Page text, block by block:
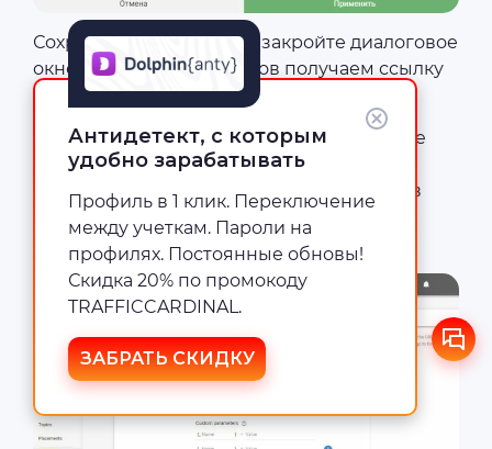
Сохраните изменения и закройте диалоговое
окно. На странице потоков получаем ссылку
на созданный поток.
В настройках рекламной кампании Google
Ads перейдите в раздел «Campaign URL
options» (через пункт меню «Settings») и в
поле «Tracking template»вставьте
полученную ссылку:
Антидетект, с которым
удобно зарабатывать
Профиль в 1 клик. Переключение
между учеткам. Пароли на
профилях. Постоянные обновы!
Скидка 20% по промокоду
TRAFFICCARDINAL.
ЗАБРАТЬ СКИДКУ